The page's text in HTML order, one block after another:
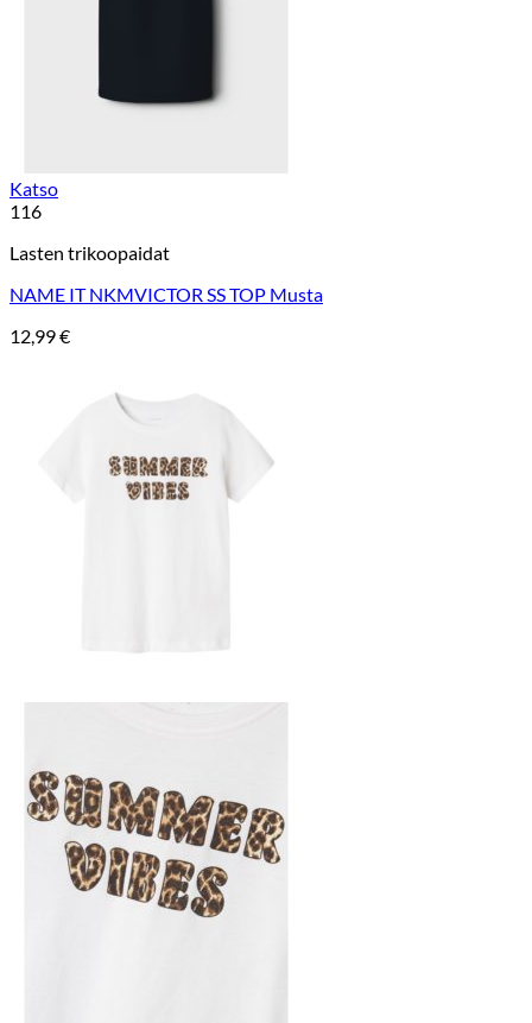
Katso
116
Lasten trikoopaidat
NAME IT NKMVICTOR SS TOP Musta
12,99€